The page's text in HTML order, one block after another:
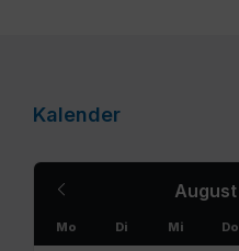
Kalender
August
Month
Mo Di Mi Do